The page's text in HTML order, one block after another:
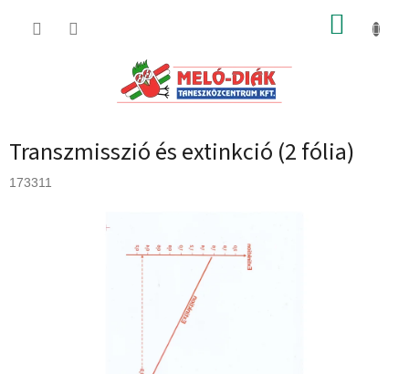
KOSÁR
Transzmisszió és extinkció (2 fólia)
173311